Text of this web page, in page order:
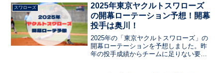
なのかなど、気になる情報をまとめまし
た。今年のチームの要・エースとなるピ
ッチャーは誰だ？
スワローズ
2025年東京ヤクルトスワローズ
の開幕ローテーション予想！開幕
投手は奥川！
2025年の「東京ヤクルトスワローズ」の
開幕ローテーションを予想しました。昨
年の投手成績からチームに足りない要素